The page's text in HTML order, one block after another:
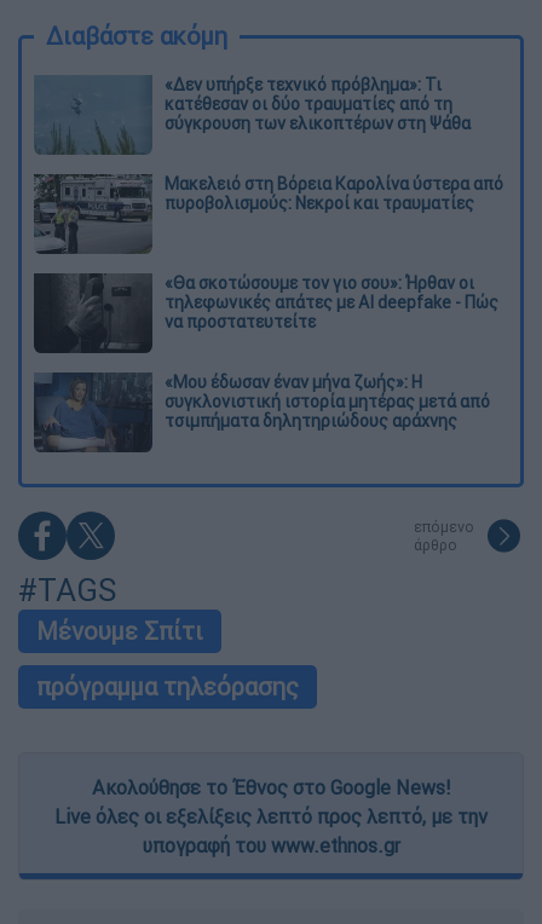
Διαβάστε ακόμη
«Δεν υπήρξε τεχνικό πρόβλημα»: Τι
κατέθεσαν οι δύο τραυματίες από τη
σύγκρουση των ελικοπτέρων στη Ψάθα
Μακελειό στη Βόρεια Καρολίνα ύστερα από
πυροβολισμούς: Νεκροί και τραυματίες
«Θα σκοτώσουμε τον γιο σου»: Ήρθαν οι
τηλεφωνικές απάτες με AI deepfake - Πώς
να προστατευτείτε
«Μου έδωσαν έναν μήνα ζωής»: Η
συγκλονιστική ιστορία μητέρας μετά από
τσιμπήματα δηλητηριώδους αράχνης
επόμενο
άρθρο
#TAGS
Μένουμε Σπίτι
πρόγραμμα τηλεόρασης
Ακολούθησε το Έθνος στο Google News!
Live όλες οι εξελίξεις λεπτό προς λεπτό, με την
υπογραφή του www.ethnos.gr